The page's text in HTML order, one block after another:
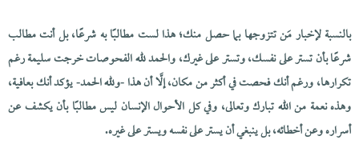
بالنسبة لإخبار مَن تتزوجها بما حصل منك؛ هذا لست مطالبًا به شرعًا، بل أنت مطالب
شرعًا بأن تستر على نفسك، وتستر على غيرك، والحمد لله الفحوصات خرجت سليمة رغم
تكرارها، ورغم أنك فحصت في أكثر من مكان، إلَّا أن هذا -ولله الحمد- يؤكد أنك بعافية،
وهذه نعمة من الله تبارك وتعالى، وفي كل الأحوال الإنسان ليس مطالبًا بأن يكشف عن
أسراره وعن أخطائه، بل ينبغي أن يستر على نفسه ويستر على غيره.